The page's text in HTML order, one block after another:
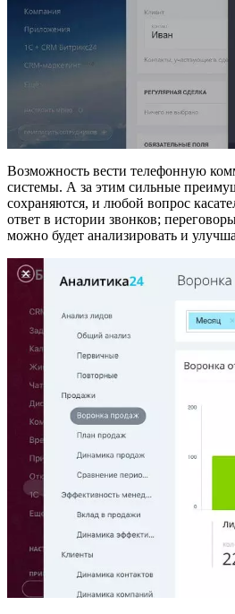
Возможность вести телефонную
системы. А за этим сильные
сохраняются, и любой вопрос
ответ в истории звонков;
можно будет анализировать и